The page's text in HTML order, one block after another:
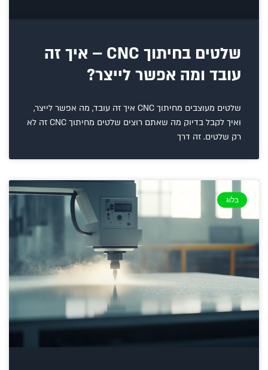
שלטים בחיתוך CNC – איך זה
עובד ומה אפשר לייצר?
שלטים מעוצבים מחיתוך CNC איך זה עובד, מה אפשר לייצר,
ואיך לקבל בדיוק מה שאתם רוצים שלטים מחיתוך CNC זה לא
רק שלטים. זה דרך
בלוג